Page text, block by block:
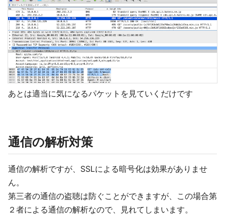
あとは適当に気になるパケットを見ていくだけです
通信の解析対策
通信の解析ですが、SSLによる暗号化は効果がありませ
ん。
第三者の通信の盗聴は防ぐことができますが、この場合第
２者による通信の解析なので、見れてしまいます。